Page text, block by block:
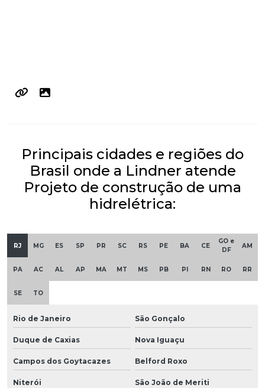
Principais cidades e regiões do
Brasil onde a Lindner atende
Projeto de construção de uma
hidrelétrica:
RJ MG ES SP PR SC RS PE BA CE
GO e
DF
AM
PA AC AL AP MA MT MS PB PI RN RO RR
SE TO
Rio de Janeiro São Gonçalo
Duque de Caxias Nova Iguaçu
Campos dos Goytacazes Belford Roxo
Niterói São João de Meriti